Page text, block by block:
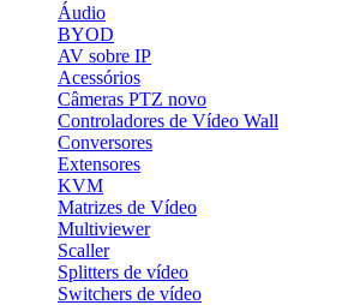
Áudio
BYOD
AV sobre IP
Acessórios
Câmeras PTZ novo
Controladores de Vídeo Wall
Conversores
Extensores
KVM
Matrizes de Vídeo
Multiviewer
Scaller
Splitters de vídeo
Switchers de vídeo